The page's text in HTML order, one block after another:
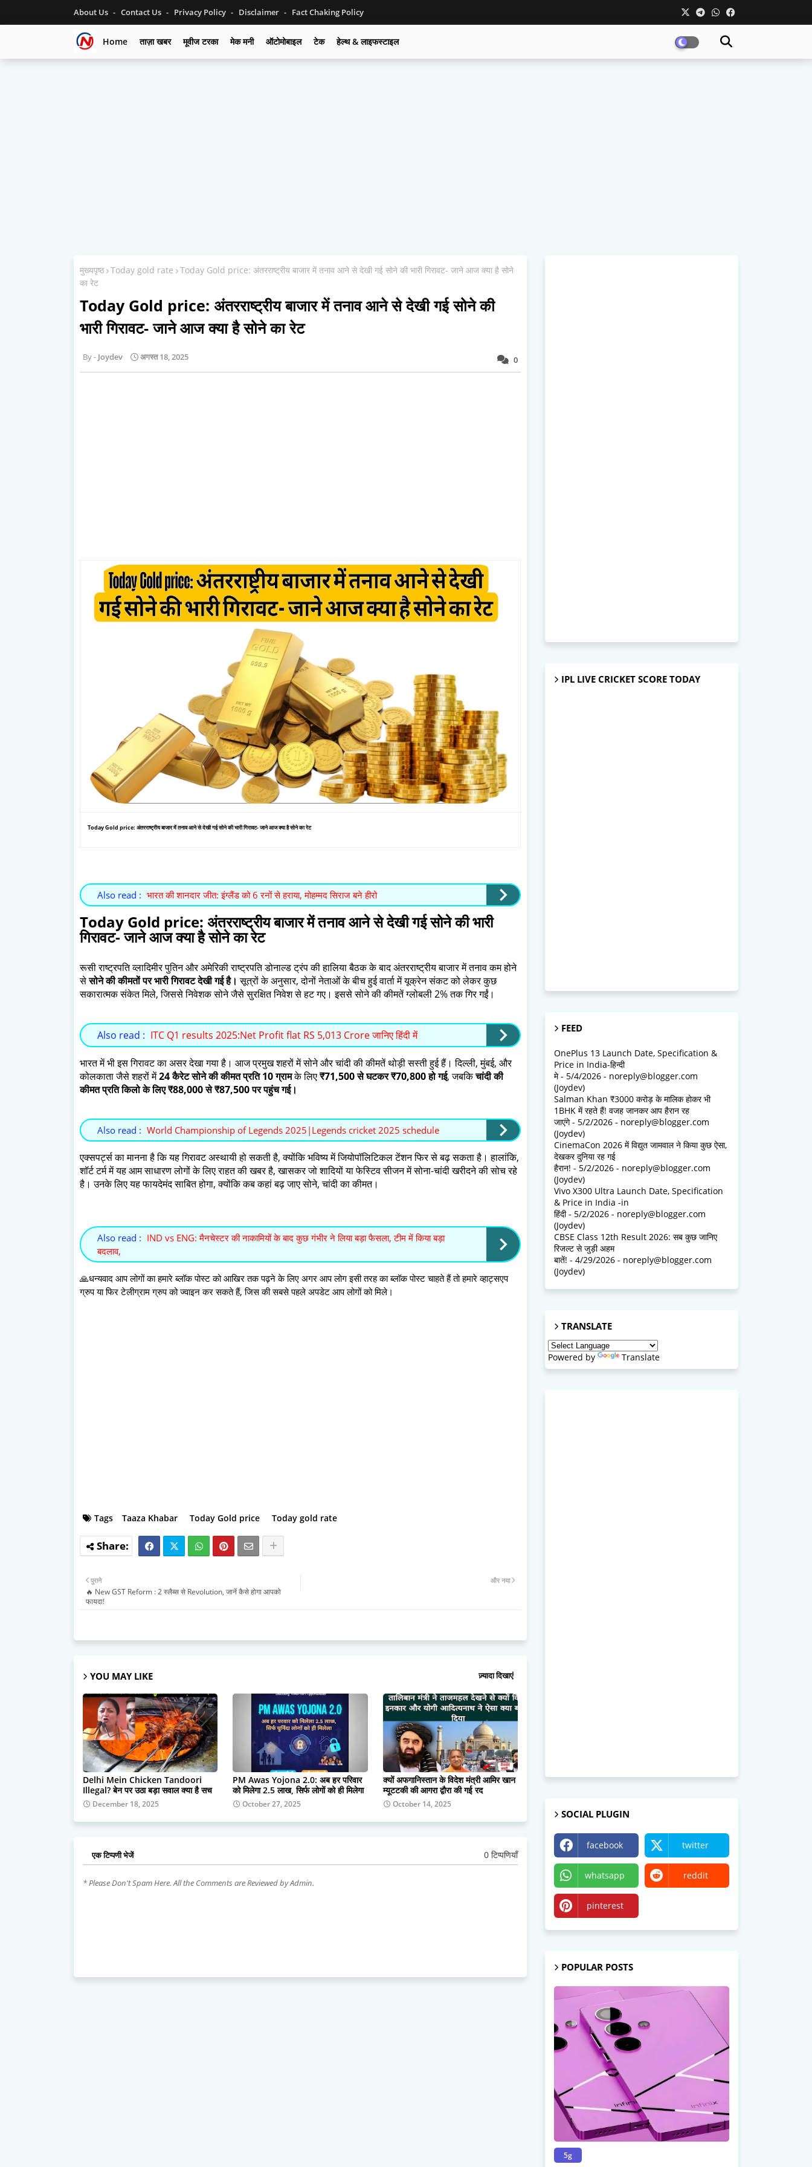
About Us Contact Us Privacy Policy Disclaimer Fact Chaking Policy
Home ताज़ा खबर मूवीज टरका मेक मनी ऑटोमोबाइल टेक हेल्थ & लाइफस्टाइल
मुख्यपृष्ठ Today gold rate
Today Gold price: अंतरराष्ट्रीय बाजार में तनाव आने से देखी गई सोने की भारी गिरावट- जाने आज क्या है सोने
का रेट
Today Gold price: अंतरराष्ट्रीय बाजार में तनाव आने से देखी गई सोने की
भारी गिरावट- जाने आज क्या है सोने का रेट
0
Joydev अगस्त 18, 2025
Today Gold price: अंतरराष्ट्रीय बाजार में तनाव आने से देखी गई सोने की भारी गिरावट- जाने आज क्या है सोने का रेट
Also read : भारत की शानदार जीत: इंग्लैंड को 6 रनों से हराया, मोहम्मद सिराज बने हीरो
Today Gold price: अंतरराष्ट्रीय बाजार में तनाव आने से देखी गई सोने की भारी
गिरावट- जाने आज क्या है सोने का रेट
रूसी राष्ट्रपति व्लादिमीर पुतिन और अमेरिकी राष्ट्रपति डोनाल्ड ट्रंप की हालिया बैठक के बाद अंतरराष्ट्रीय बाजार में तनाव कम होने
सेसोनेकी कीमतों पर भारी गिरावट देखी गई है। सूत्रों के अनुसार, दोनों नेताओं के बीच हुई वार्ता में यूक्रेन संकट को लेकर कुछ
सकारात्मक संकेत मिले, जिससे निवेशक सोने जैसे सुरक्षित निवेश से हट गए। इससे सोने की कीमतें ग्लोबली 2% तक गिर गईं।
Also read : ITC Q1 results 2025:Net Profit flat RS 5,013 Crore जानिए हिंदी में
भारत में भी इस गिरावट का असर देखा गया है। आज प्रमुख शहरों में सोने और चांदी की कीमतें थोड़ी सस्ती हुई हैं। दिल्ली, मुंबई, और
कोलकाता जैसे शहरों में24 कैरेटसोने की कीमत प्रति 10 ग्रामके लिए₹71,500 से घटकर ₹70,800 हो गई, जबकिचांदी की
कीमत प्रति किलो के लिए ₹88,000 से ₹87,500 पर पहुंच गई।
Also read : World Championship of Legends 2025|Legends cricket 2025 schedule
एक्सपर्ट्स का मानना है कि यह गिरावट अस्थायी हो सकती है, क्योंकि भविष्य में जियोपॉलिटिकल टेंशन फिर से बढ़ सकता है। हालांकि,
शॉर्ट टर्म में यह आम साधारण लोगों के लिए राहत की खबर है, खासकर जो शादियों या फेस्टिव सीजन में सोना-चांदी खरीदने की सोच रहे
है। उनके लिए यह फायदेमंद साबित होगा, क्योंकि कब कहां बढ़ जाए सोने, चांदी का कीमत।
Also read : IND vs ENG: मैनचेस्टर की नाकामियों के बाद कुछ गंभीर ने लिया बड़ा फैसला, टीम में किया बड़ा
बदलाव,
🙏धन्यवाद आप लोगों का हमारे ब्लॉक पोस्ट को आखिर तक पढ़ने के लिए अगर आप लोग इसी तरह का ब्लॉक पोस्ट चाहते हैं तो हमारे व्हाट्सएप
ग्रुप या फिर टेलीग्राम ग्रुप को ज्वाइन कर सकते हैं, जिस की सबसे पहले अपडेट आप लोगों को मिले।
Tags Taaza Khabar Today Gold price Today gold rate
और नया
पुराने
🔥 New GST Reform : 2 स्लैब्स से Revolution, जानें कैसे होगा आपको
फायदा!
YOU MAY LIKE ज़्यादा दिखाएं
Delhi Mein Chicken Tandoori
Illegal? बेन पर उठा बड़ा सवाल क्या है सच
December 18, 2025
PM Awas Yojona 2.0: अब हर परिवार
को मिलेगा 2.5 लाख, सिर्फ लोगों को ही मिलेगा
October 27, 2025
क्यों अफगानिस्तान के विदेश मंत्री आमिर खान
म्यूटटकी की आगरा द्वौरा की गई रद
October 14, 2025
एक टिप्पणी भेजें 0 टिप्पणियाँ
* Please Don't Spam Here. All the Comments are Reviewed by Admin.
IPL LIVE CRICKET SCORE TODAY
FEED
OnePlus 13 Launch Date, Specification &
Price in India-हिन्दी
मे- 5/4/2026 - noreply@blogger.com
(Joydev)
Salman Khan ₹3000 करोड़ के मालिक होकर भी
1BHK में रहते हैं! वजह जानकर आप हैरान रह
जाएंगे- 5/2/2026 - noreply@blogger.com
(Joydev)
CinemaCon 2026 में विद्युत जामवाल ने किया कुछ ऐसा,
देखकर दुनिया रह गई
हैरान! - 5/2/2026 - noreply@blogger.com
(Joydev)
Vivo X300 Ultra Launch Date, Specification
& Price in India -in
हिंदी- 5/2/2026 - noreply@blogger.com
(Joydev)
CBSE Class 12th Result 2026: सब कुछ जानिए
रिजल्ट से जुड़ी अहम
बातें! - 4/29/2026 - noreply@blogger.com
(Joydev)
TRANSLATE
Powered by Translate
SOCIAL PLUGIN
facebook twitter
whatsapp reddit
pinterest
POPULAR POSTS
5g